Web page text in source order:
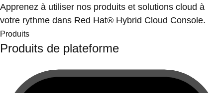
Apprenez à utiliser nos produits et solutions cloud à
votre rythme dans Red Hat® Hybrid Cloud Console.
Produits
Produits de plateforme